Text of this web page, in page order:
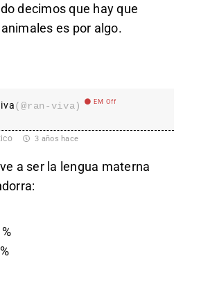
decimos que hay que
es por algo.
(@ran-viva) EM Off
3 años hace
a ser la lengua materna